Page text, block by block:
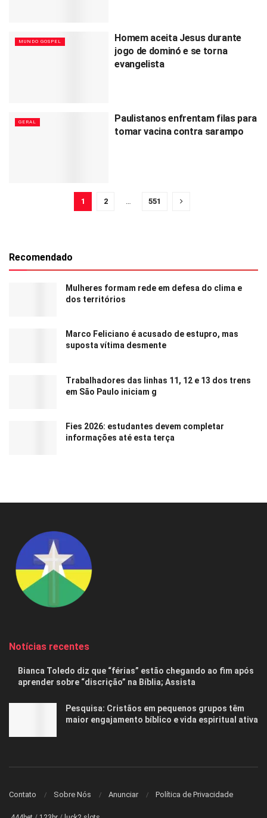
MUNDO GOSPEL
Homem aceita Jesus durante
jogo de dominó e se torna
evangelista
GERAL
Paulistanos enfrentam filas para
tomar vacina contra sarampo
1 2 … 551
Recomendado
Mulheres formam rede em defesa do clima e
dos territórios
Marco Feliciano é acusado de estupro, mas
suposta vítima desmente
Trabalhadores das linhas 11, 12 e 13 dos trens
em São Paulo iniciam g
Fies 2026: estudantes devem completar
informações até esta terça
Notícias recentes
Bianca Toledo diz que “férias” estão chegando ao fim após
aprender sobre “discrição” na Bíblia; Assista
Pesquisa: Cristãos em pequenos grupos têm
maior engajamento bíblico e vida espiritual ativa
Contato Sobre Nós Anunciar Política de Privacidade